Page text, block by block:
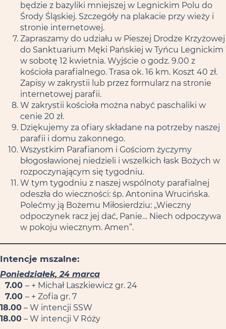
będzie z bazyliki mniejszej w Legnickim Polu do
Środy Śląskiej. Szczegóły na plakacie przy wieży i
stronie internetowej.
Zapraszamy do udziału w Pieszej Drodze Krzyżowej
do Sanktuarium Męki Pańskiej w Tyńcu Legnickim
w sobotę 12 kwietnia. Wyjście o godz. 9.00 z
kościoła parafialnego. Trasa ok. 16 km. Koszt 40 zł.
Zapisy w zakrystii lub przez formularz na stronie
internetowej parafii.
W zakrystii kościoła można nabyć paschaliki w
cenie 20 zł.
Dziękujemy za ofiary składane na potrzeby naszej
parafii i domu zakonnego.
Wszystkim Parafianom i Gościom życzymy
błogosławionej niedzieli i wszelkich łask Bożych w
rozpoczynającym się tygodniu.
W tym tygodniu z naszej wspólnoty parafialnej
odeszła do wieczności: śp. Antonina Wrucińska.
Polećmy ją Bożemu Miłosierdziu: „Wieczny
odpoczynek racz jej dać, Panie… Niech odpoczywa
w pokoju wiecznym. Amen”.
Intencje mszalne:
Poniedziałek, 24 marca
7.00 – + Michał Laszkiewicz gr. 24
7.00 – + Zofia gr. 7
18.00 – W intencji SSW
18.00 – W intencji V Róży